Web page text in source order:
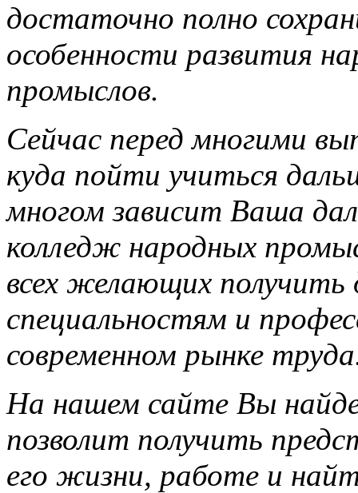
достаточно полно
особенности развития
промыслов.
Сейчас перед многими
куда пойти учиться
многом зависит Ваша
колледж народных
всех желающих получить
специальностям и
современном рынке
На нашем сайте Вы
позволит получить
его жизни, работе и